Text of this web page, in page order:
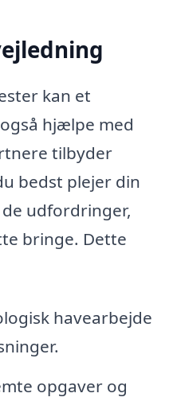
kan et
hjælpe med
tilbyder
bedst plejer din
udfordringer,
bringe. Dette
havearbejde
opgaver og